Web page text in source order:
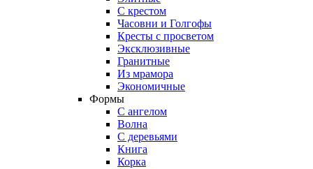
С крестом
Часовни и Голгофы
Кресты с просветом
Эксклюзивные
Гранитные
Из мрамора
Экономичные
Формы
С ангелом
Волна
С деревьями
Книга
Корка